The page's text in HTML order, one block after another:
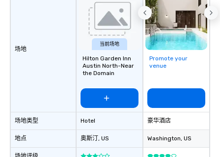
场地
场地类型
地点
当前场地
Hilton Garden Inn
Austin North-Near
the Domain
Hotel
奥斯汀, US
Promote your
venue
豪华酒店
Washington, US